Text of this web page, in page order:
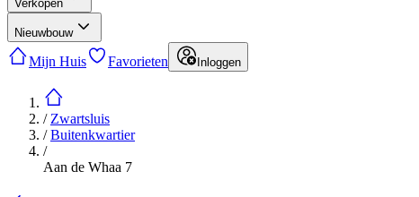
Verkopen
Nieuwbouw
Mijn Huis Favorieten Inloggen
/ Zwartsluis
/Buitenkwartier
/
Aan de Whaa 7